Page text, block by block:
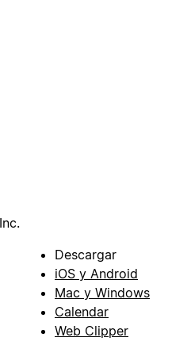
Descargar
iOS y Android
Mac y Windows
Calendar
Web Clipper